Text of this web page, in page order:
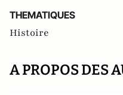
THEMATIQUES
Histoire
A PROPOS DES